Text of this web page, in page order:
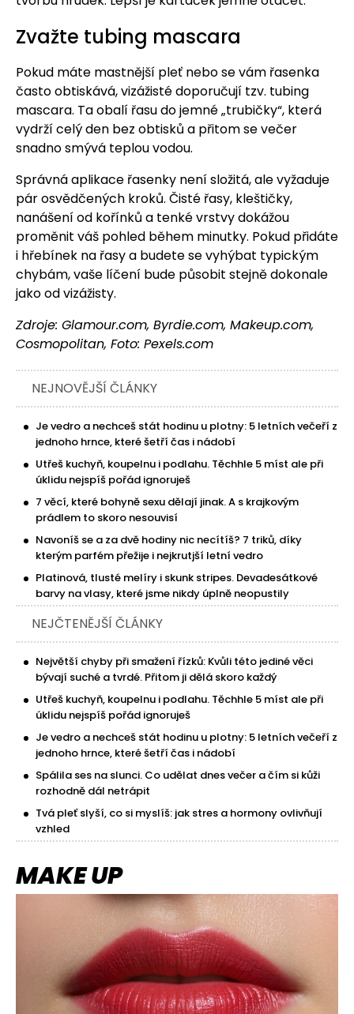
Zvažte tubing mascara
Pokud máte mastnější pleť nebo se vám řasenka
často obtiskává, vizážisté doporučují tzv. tubing
mascara. Ta obalí řasu do jemné „trubičky“, která
vydrží celý den bez obtisků a přitom se večer
snadno smývá teplou vodou.
Správná aplikace řasenky není složitá, ale vyžaduje
pár osvědčených kroků. Čisté řasy, kleštičky,
nanášení od kořínků a tenké vrstvy dokážou
proměnit váš pohled během minutky. Pokud přidáte
i hřebínek na řasy a budete se vyhýbat typickým
chybám, vaše líčení bude působit stejně dokonale
jako od vizážisty.
Zdroje: Glamour.com, Byrdie.com, Makeup.com,
Cosmopolitan, Foto: Pexels.com
NEJNOVĚJŠÍ ČLÁNKY
Je vedro a nechceš stát hodinu u plotny: 5 letních večeří z
jednoho hrnce, které šetří čas i nádobí
Utřeš kuchyň, koupelnu i podlahu. Těchhle 5 míst ale při
úklidu nejspíš pořád ignoruješ
7 věcí, které bohyně sexu dělají jinak. A s krajkovým
prádlem to skoro nesouvisí
Navoníš se a za dvě hodiny nic necítíš? 7 triků, díky
kterým parfém přežije i nejkrutjší letní vedro
Platinová, tlusté melíry i skunk stripes. Devadesátkové
barvy na vlasy, které jsme nikdy úplně neopustily
NEJČTENĚJŠÍ ČLÁNKY
Největší chyby při smažení řízků: Kvůli této jediné věci
bývají suché a tvrdé. Přitom ji dělá skoro každý
Utřeš kuchyň, koupelnu i podlahu. Těchhle 5 míst ale při
úklidu nejspíš pořád ignoruješ
Je vedro a nechceš stát hodinu u plotny: 5 letních večeří z
jednoho hrnce, které šetří čas i nádobí
Spálila ses na slunci. Co udělat dnes večer a čím si kůži
rozhodně dál netrápit
Tvá pleť slyší, co si myslíš: jak stres a hormony ovlivňují
vzhled
MAKE UP